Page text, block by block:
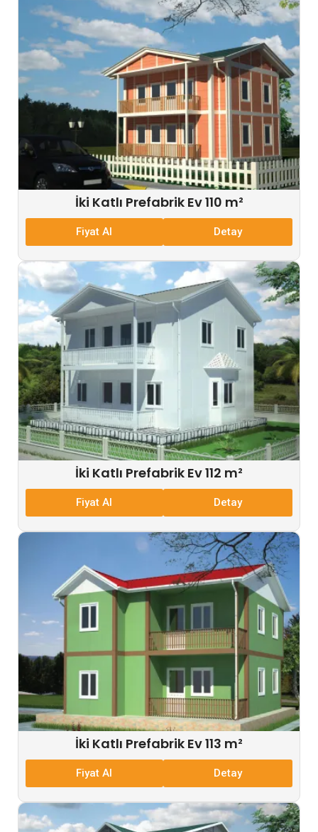
İki Katlı Prefabrik Ev 110 m²
Fiyat Al Detay
İki Katlı Prefabrik Ev 112 m²
Fiyat Al Detay
İki Katlı Prefabrik Ev 113 m²
Fiyat Al Detay